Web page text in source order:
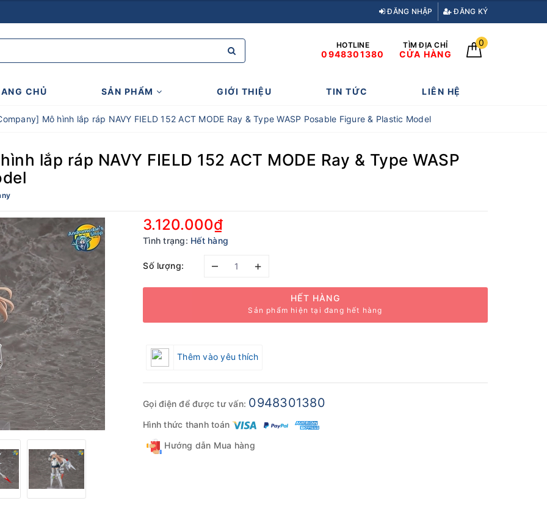
ĐĂNG NHẬP ĐĂNG KÝ
HOTLINE
0948301380
TÌM ĐỊA CHỈ
CỬA HÀNG
0
CHỦ SẢN PHẨM GIỚI THIỆU TIN TỨC LIÊN HỆ
Mô hình lắp ráp NAVY FIELD 152 ACT MODE Ray & Type WASP Posable Figure & Plastic Model
lắp ráp NAVY FIELD 152 ACT MODE Ray & Type WASP
3.120.000₫
Tình trạng: Hết hàng
Số lượng: – +
HẾT HÀNG
Sản phẩm hiện tại đang hết hàng
Thêm vào yêu thích
Gọi điện để được tư vấn: 0948301380
Hình thức thanh toán
Hướng dẫn Mua hàng